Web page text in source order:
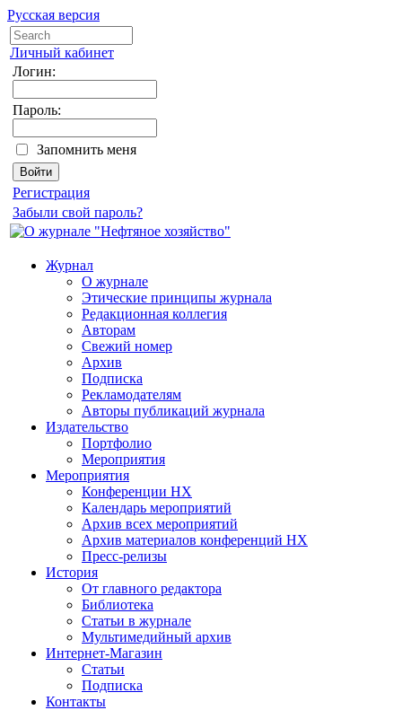
Русская версия
Личный кабинет
Логин:
Пароль:
Запомнить меня
Регистрация
Забыли свой пароль?
Журнал
О журнале
Этические принципы журнала
Редакционная коллегия
Авторам
Свежий номер
Архив
Подписка
Рекламодателям
Авторы публикаций журнала
Издательство
Портфолио
Мероприятия
Мероприятия
Конференции НХ
Календарь мероприятий
Архив всех мероприятий
Архив материалов конференций НХ
Пресс-релизы
История
От главного редактора
Библиотека
Статьи в журнале
Мультимедийный архив
Интернет-Магазин
Статьи
Подписка
Контакты